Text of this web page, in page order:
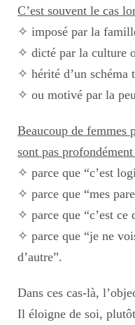
C’est souvent le cas
✧ imposé par la
✧ dicté par la culture
✧ hérité d’un schéma
✧ ou motivé par la
Beaucoup de femmes
sont pas
✧ parce que “c’est
✧ parce que “mes
✧ parce que “c’est ce
✧ parce que “je ne
d’autre”.
Dans ces cas-là,
Il éloigne de soi,